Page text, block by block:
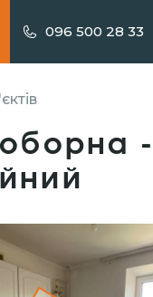
096 500 28 33
-